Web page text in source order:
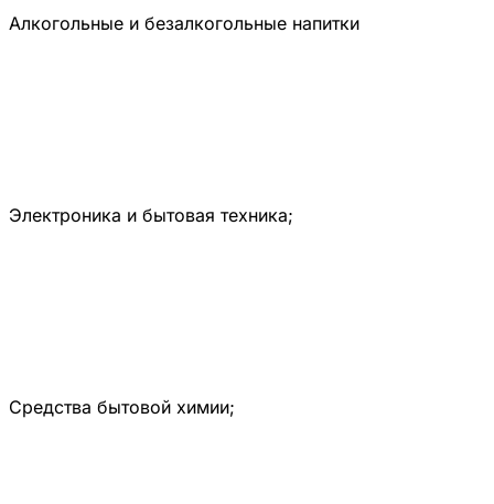
Алкогольные и безалкогольные напитки
Электроника и бытовая техника;
Средства бытовой химии;